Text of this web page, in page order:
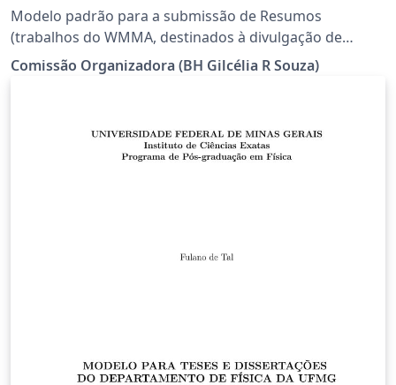
Modelo padrão para a submissão de Resumos
(trabalhos do WMMA, destinados à divulgação de
pesquisas em andamento e/ou com resultados finais
de pesquisadores, doutorandos, mestrandos e alunos
2025, Minas Gerais, MG, Brasil.
(https://dmm.ufla.br/wmma/xwmma/)
Comissão Organizadora (BH Gilcélia R Souza)